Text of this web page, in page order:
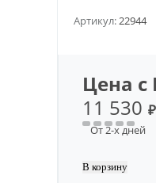
Артикул:22944
Цена с
11 530₽
От 2-х дней